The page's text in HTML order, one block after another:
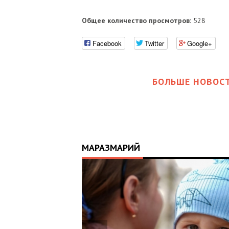
Общее количество просмотров:528
Facebook Twitter Google+
БОЛЬШЕ
МАРАЗМАРИЙ